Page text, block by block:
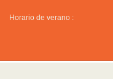
Horario de verano :